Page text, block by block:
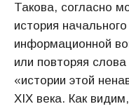
Такова, согласно
история
информационной
или повторяя
«истории этой
XIX века. Как